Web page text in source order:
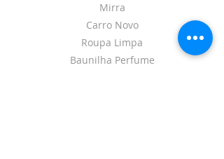
Mirra
Carro Novo
Roupa Limpa
Baunilha Perfume